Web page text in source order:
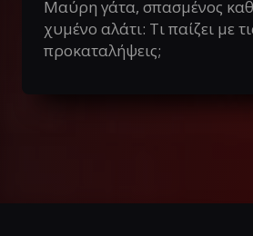
Μαύρη γάτα, σπασμένος
χυμένο αλάτι: Τι παίζει με
προκαταλήψεις;